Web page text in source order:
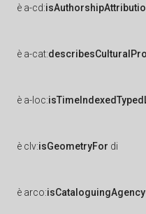
è a-cd:
è a-cat:
è a-loc:
è clv:isGeometryFor di
è arco: